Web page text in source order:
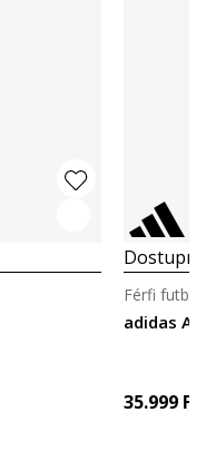
adidas
Férfi
35.999 Ft